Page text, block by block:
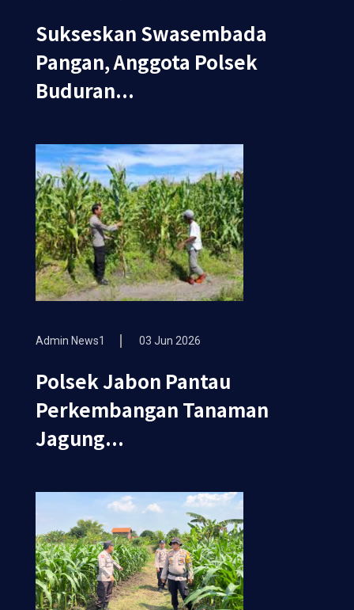
Sukseskan Swasembada
Pangan, Anggota Polsek
Buduran...
Admin News1 03 Jun 2026
Polsek Jabon Pantau
Perkembangan Tanaman
Jagung...